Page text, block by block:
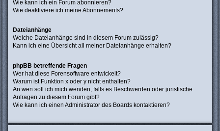
Wie kann ich ein Forum abonnieren?
Wie deaktiviere ich meine Abonnements?
Dateianhänge
Welche Dateianhänge sind in diesem Forum zulässig?
Kann ich eine Übersicht all meiner Dateianhänge erhalten?
phpBB betreffende Fragen
Wer hat diese Forensoftware entwickelt?
Warum ist Funktion x oder y nicht enthalten?
An wen soll ich mich wenden, falls es Beschwerden oder juristische
Anfragen zu diesem Forum gibt?
Wie kann ich einen Administrator des Boards kontaktieren?